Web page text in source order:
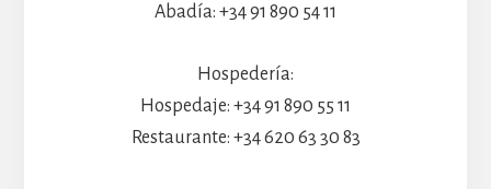
Abadía: +34 91 890 54 11
Hospedería:
Hospedaje: +34 91 890 55 11
Restaurante: +34 620 63 30 83